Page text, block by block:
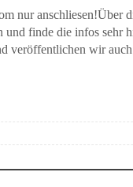
nur anschliesen!Über
und finde die infos sehr
veröffentlichen wir